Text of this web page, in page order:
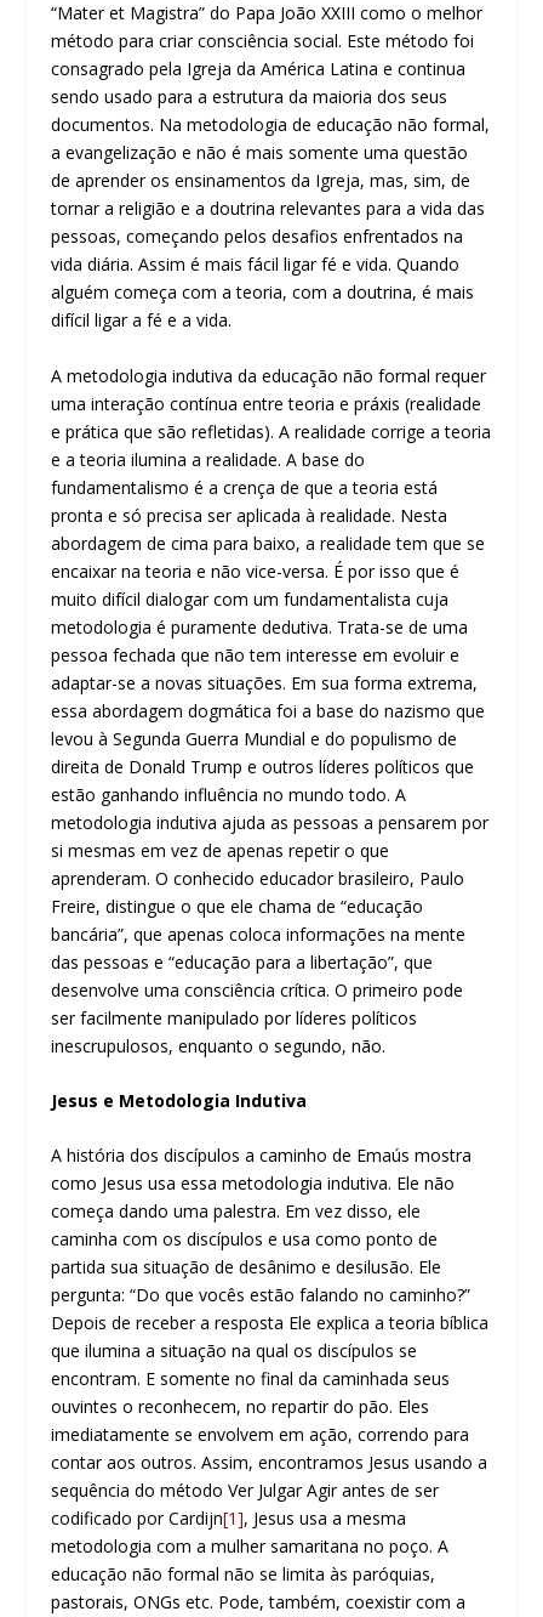
“Mater et Magistra” do Papa João XXIII como o melhor
método para criar consciência social. Este método foi
consagrado pela Igreja da América Latina e continua
sendo usado para a estrutura da maioria dos seus
documentos. Na metodologia de educação não formal,
a evangelização e não é mais somente uma questão
de aprender os ensinamentos da Igreja, mas, sim, de
tornar a religião e a doutrina relevantes para a vida das
pessoas, começando pelos desafios enfrentados na
vida diária. Assim é mais fácil ligar fé e vida. Quando
alguém começa com a teoria, com a doutrina, é mais
difícil ligar a fé e a vida.
A metodologia indutiva da educação não formal requer
uma interação contínua entre teoria e práxis (realidade
e prática que são refletidas). A realidade corrige a teoria
e a teoria ilumina a realidade. A base do
fundamentalismo é a crença de que a teoria está
pronta e só precisa ser aplicada à realidade. Nesta
abordagem de cima para baixo, a realidade tem que se
encaixar na teoria e não vice-versa. É por isso que é
muito difícil dialogar com um fundamentalista cuja
metodologia é puramente dedutiva. Trata-se de uma
pessoa fechada que não tem interesse em evoluir e
adaptar-se a novas situações. Em sua forma extrema,
essa abordagem dogmática foi a base do nazismo que
levou à Segunda Guerra Mundial e do populismo de
direita de Donald Trump e outros líderes políticos que
estão ganhando influência no mundo todo. A
metodologia indutiva ajuda as pessoas a pensarem por
si mesmas em vez de apenas repetir o que
aprenderam. O conhecido educador brasileiro, Paulo
Freire, distingue o que ele chama de “educação
bancária”, que apenas coloca informações na mente
das pessoas e “educação para a libertação”, que
desenvolve uma consciência crítica. O primeiro pode
ser facilmente manipulado por líderes políticos
inescrupulosos, enquanto o segundo, não.
Jesus e Metodologia Indutiva
A história dos discípulos a caminho de Emaús mostra
como Jesus usa essa metodologia indutiva. Ele não
começa dando uma palestra. Em vez disso, ele
caminha com os discípulos e usa como ponto de
partida sua situação de desânimo e desilusão. Ele
pergunta: “Do que vocês estão falando no caminho?”
Depois de receber a resposta Ele explica a teoria bíblica
que ilumina a situação na qual os discípulos se
encontram. E somente no final da caminhada seus
ouvintes o reconhecem, no repartir do pão. Eles
imediatamente se envolvem em ação, correndo para
contar aos outros. Assim, encontramos Jesus usando a
sequência do método Ver Julgar Agir antes de ser
codificado por Cardijn[1], Jesus usa a mesma
metodologia com a mulher samaritana no poço. A
educação não formal não se limita às paróquias,
pastorais, ONGs etc. Pode, também, coexistir com a